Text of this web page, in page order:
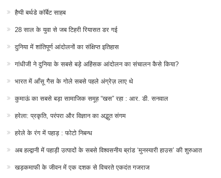
हैप्पी बर्थडे कॉर्बेट साहब
28 साल के युवा से जब टिहरी रियासत डर गई
दुनिया में शांतिपूर्ण आंदोलनों का संक्षिप्त इतिहास
गांधीजी ने दुनिया के सबसे बड़े अहिंसक आंदोलन का संचालन कैसे किया?
भारत में आँसू गैस के गोले सबसे पहले अंग्रेज़ लाए थे
कुमाऊं का सबसे बड़ा सामाजिक समूह “खस” रहा : आर. डी. सनवाल
हरेला: प्रकृति, परंपरा और विज्ञान का अद्भुत संगम
हरेले के रंग में पहाड़ : फोटो निबन्ध
अब हल्द्वानी में पहाड़ी उत्पादों के सबसे विश्वसनीय ब्रांड ‘मुनस्यारी हाउस’ की शुरुआत
खड़कमाफी के जीवन में एक दशक से विचरते एकदंत गजराज